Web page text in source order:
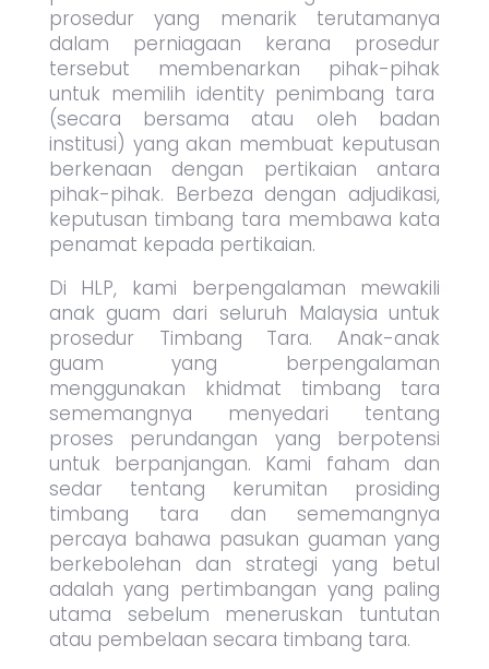
prosedur yang menarik terutamanya
dalam perniagaan kerana prosedur
tersebut membenarkan pihak-pihak
untuk memilih identity penimbang tara
(secara bersama atau oleh badan
institusi) yang akan membuat keputusan
berkenaan dengan pertikaian antara
pihak-pihak. Berbeza dengan adjudikasi,
keputusan timbang tara membawa kata
penamat kepada pertikaian.
Di HLP, kami berpengalaman mewakili
anak guam dari seluruh Malaysia untuk
prosedur Timbang Tara. Anak-anak
guam yang berpengalaman
menggunakan khidmat timbang tara
sememangnya menyedari tentang
proses perundangan yang berpotensi
untuk berpanjangan. Kami faham dan
sedar tentang kerumitan prosiding
timbang tara dan sememangnya
percaya bahawa pasukan guaman yang
berkebolehan dan strategi yang betul
adalah yang pertimbangan yang paling
utama sebelum meneruskan tuntutan
atau pembelaan secara timbang tara.